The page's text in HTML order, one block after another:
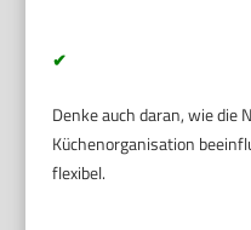
✔
Denke auch daran, wie die
Küchenorganisation
flexibel.